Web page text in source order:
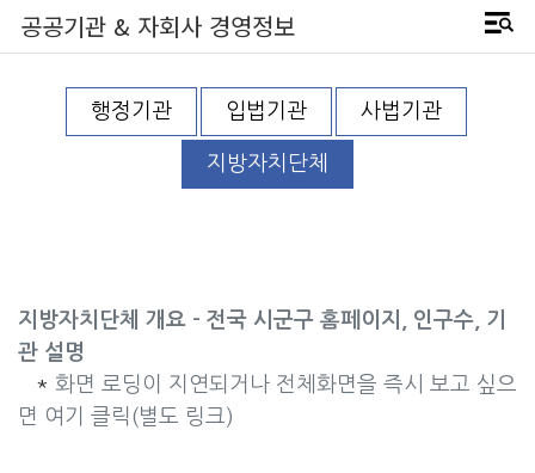
공공기관 & 자회사 경영정보
행정기관 입법기관 사법기관
지방자치단체
지방자치단체 개요 - 전국 시군구 홈페이지, 인구수, 기
관 설명
* 화면 로딩이 지연되거나 전체화면을 즉시 보고 싶으
면 여기 클릭(별도 링크)